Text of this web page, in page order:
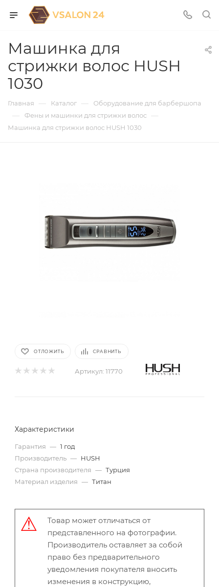
Машинка для
стрижки волос HUSH
1030
Главная — Каталог — Оборудование для барбершопа
— Фены и машинки для стрижки волос —
Машинка для стрижки волос HUSH 1030
ОТЛОЖИТЬ СРАВНИТЬ
Артикул: 11770
Характеристики
Гарантия — 1 год
Производитель — HUSH
Страна производителя — Турция
Материал изделия — Титан
Товар может отличаться от
представленного на фотографии.
Производитель оставляет за собой
право без предварительного
уведомления покупателя вносить
изменения в конструкцию,